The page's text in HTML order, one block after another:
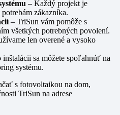
– Každý projekt je
zákazníka.
– TriSun vám pomôže s
všetkých potrebných povolení.
len overené a vysoko
inštalácii sa môžete spoľahnúť na
systému.
s fotovoltaikou na dom,
TriSun na adrese